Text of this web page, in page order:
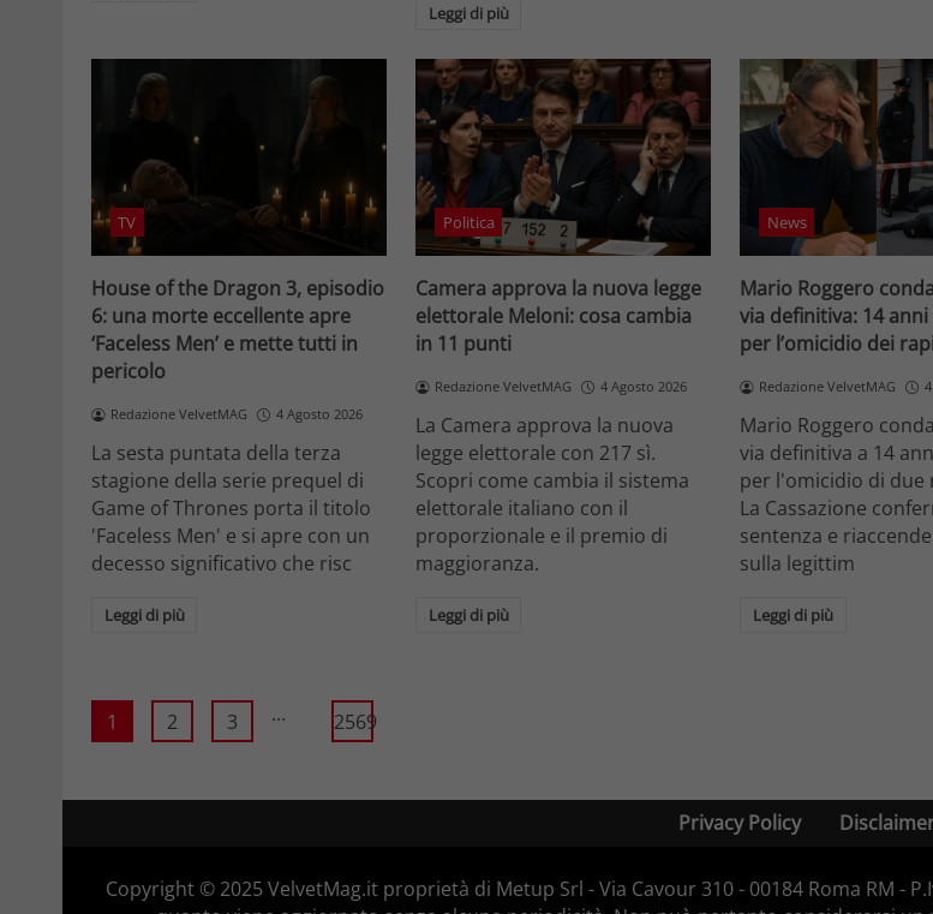
Leggi di più
TV
House of the Dragon 3, episodio
6: una morte eccellente apre
‘Faceless Men’ e mette tutti in
pericolo
Redazione VelvetMAG 4 Agosto 2026
La sesta puntata della terza
stagione della serie prequel di
Game of Thrones porta il titolo
'Faceless Men' e si apre con un
decesso significativo che risc
Leggi di più
Politica
Camera approva la nuova legge
elettorale Meloni: cosa cambia
in 11 punti
Redazione VelvetMAG 4 Agosto 2026
La Camera approva la nuova
legge elettorale con 217 sì.
Scopri come cambia il sistema
elettorale italiano con il
proporzionale e il premio di
maggioranza.
Leggi di più
News
Mario Roggero
via definitiva: 14 anni
per l’omicidio dei
Redazione VelvetMAG
Mario Roggero
via definitiva a 14
per l'omicidio di due
La Cassazione
sentenza e
sulla legittim
Leggi di più
1 2 3 ... 2569
Privacy Policy
Copyright © 2025 VelvetMag.it proprietà di Metup Srl - Via Cavour 310 - 00184 Roma RM -